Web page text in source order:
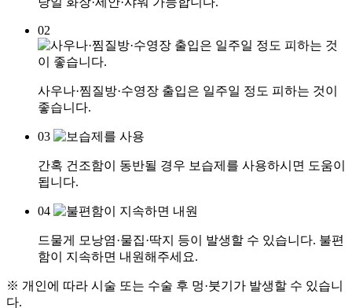
02
사우나·찜질방·수영장 출입은 일주일 정도 피하는 것이
좋습니다.
03
간혹 건조함이 동반될 경우 보습제를 사용하시면 도움이
됩니다.
04
드물게 모낭염·물집·딱지 등이 발생할 수 있습니다. 불편
함이 지속하면 내원해주세요.
※ 개인에 따라 시술 또는 수술 후 멍·붓기가 발생할 수 있습니
다.